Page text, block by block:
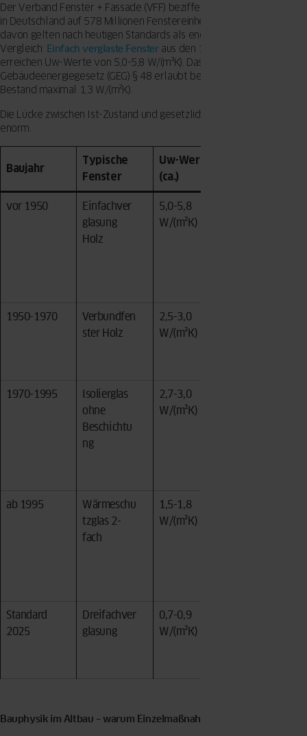
Der Verband Fenster + Fassade (VFF) beziffert den Gesamtbestand
in Deutschland auf 578 Millionen Fenstereinheiten. 320 Millionen
davon gelten nach heutigen Standards als energetisch veraltet. Zum
Vergleich: Einfach verglaste Fensteraus den 1960er-Jahren
erreichen Uw-Werte von 5,0-5,8 W/(m²K). Das
Gebäudeenergiegesetz (GEG) § 48 erlaubt beim Austausch im
Bestand maximal 1,3 W/(m²K).
Die Lücke zwischen Ist-Zustand und gesetzlicher Anforderung ist
enorm.
Baujahr
Typische
Fenster
Uw-Wert
(ca.)
vor 1950
Einfachver
glasung
Holz
5,0-5,8
W/(m²K)
1950-1970
Verbundfen
ster Holz
2,5-3,0
W/(m²K)
1970-1995
Isolierglas
ohne
Beschichtu
ng
2,7-3,0
W/(m²K)
ab 1995
Wärmeschu
tzglas 2-
fach
1,5-1,8
W/(m²K)
Standard
2025
Dreifachver
glasung
0,7-0,9
W/(m²K)
Bauphysik im Altbau – warum Einzelmaßnahmen riskant sind